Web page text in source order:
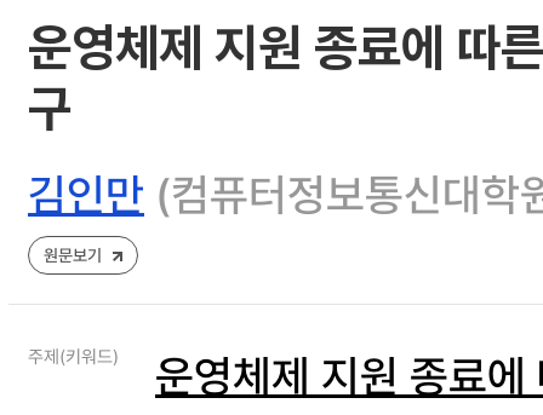
운영체제 지원 종료에 따
구
김인만 (컴퓨터정보통신대학
원문보기
주제(키워드) 운영체제 지원 종료